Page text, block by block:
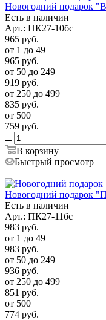
Новогодний подарок
Есть в наличии
Арт.: ПК27-10бс
965 руб.
от 1 до 49
965 руб.
от 50 до 249
919 руб.
от 250 до 499
835 руб.
от 500
759 руб.
В корзину
Быстрый просмотр
Новогодний подарок
Есть в наличии
Арт.: ПК27-11бс
983 руб.
от 1 до 49
983 руб.
от 50 до 249
936 руб.
от 250 до 499
851 руб.
от 500
774 руб.